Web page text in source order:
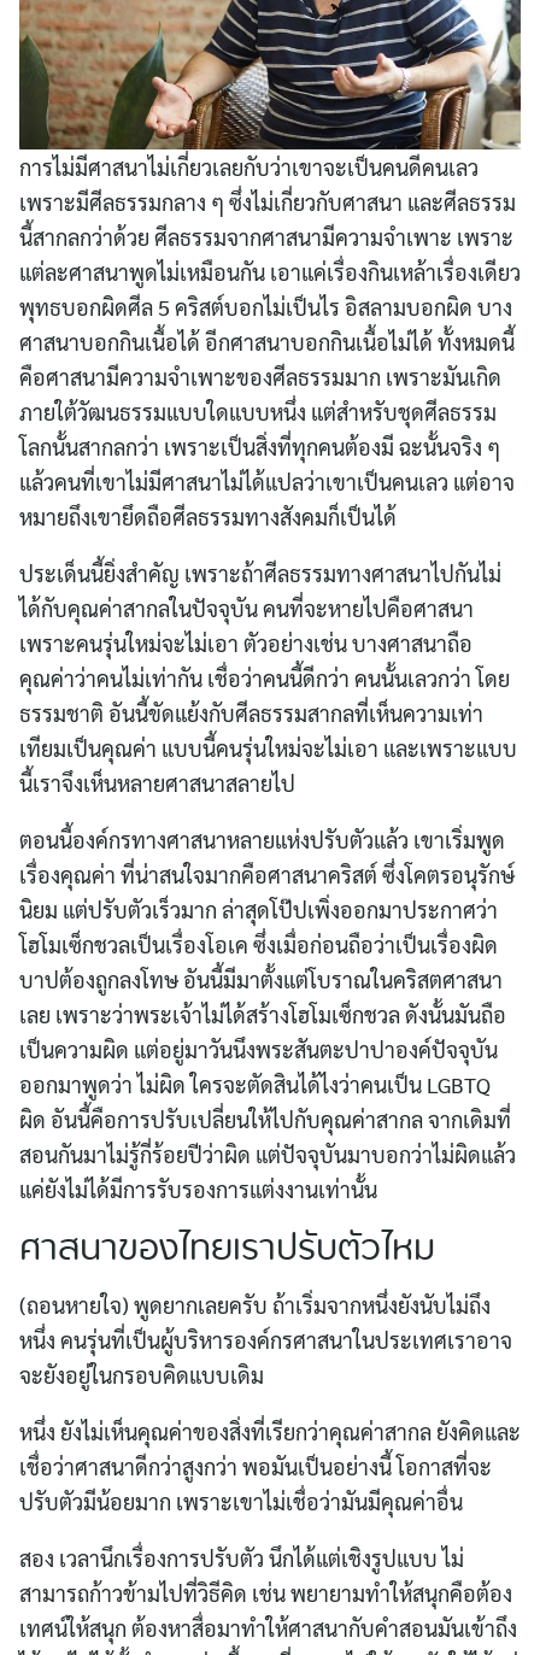
การไม่มีศาสนาไม่เกี่ยวเลยกับว่าเขาจะเป็นคนดีคนเลว
เพราะมีศีลธรรมกลาง ๆ ซึ่งไม่เกี่ยวกับศาสนา และศีลธรรม
นี้สากลกว่าด้วย ศีลธรรมจากศาสนามีความจำเพาะ เพราะ
แต่ละศาสนาพูดไม่เหมือนกัน เอาแค่เรื่องกินเหล้าเรื่องเดียว
พุทธบอกผิดศีล 5 คริสต์บอกไม่เป็นไร อิสลามบอกผิด บาง
ศาสนาบอกกินเนื้อได้ อีกศาสนาบอกกินเนื้อไม่ได้ ทั้งหมดนี้
คือศาสนามีความจำเพาะของศีลธรรมมาก เพราะมันเกิด
ภายใต้วัฒนธรรมแบบใดแบบหนึ่ง แต่สำหรับชุดศีลธรรม
โลกนั้นสากลกว่า เพราะเป็นสิ่งที่ทุกคนต้องมี ฉะนั้นจริง ๆ
แล้วคนที่เขาไม่มีศาสนาไม่ได้แปลว่าเขาเป็นคนเลว แต่อาจ
หมายถึงเขายึดถือศีลธรรมทางสังคมก็เป็นได้
ประเด็นนี้ยิ่งสำคัญ เพราะถ้าศีลธรรมทางศาสนาไปกันไม่
ได้กับคุณค่าสากลในปัจจุบัน คนที่จะหายไปคือศาสนา
เพราะคนรุ่นใหม่จะไม่เอา ตัวอย่างเช่น บางศาสนาถือ
คุณค่าว่าคนไม่เท่ากัน เชื่อว่าคนนี้ดีกว่า คนนั้นเลวกว่า โดย
ธรรมชาติ อันนี้ขัดแย้งกับศีลธรรมสากลที่เห็นความเท่า
เทียมเป็นคุณค่า แบบนี้คนรุ่นใหม่จะไม่เอา และเพราะแบบ
นี้เราจึงเห็นหลายศาสนาสลายไป
ตอนนี้องค์กรทางศาสนาหลายแห่งปรับตัวแล้ว เขาเริ่มพูด
เรื่องคุณค่า ที่น่าสนใจมากคือศาสนาคริสต์ ซึ่งโคตรอนุรักษ์
นิยม แต่ปรับตัวเร็วมาก ล่าสุดโป๊ปเพิ่งออกมาประกาศว่า
โฮโมเซ็กชวลเป็นเรื่องโอเค ซึ่งเมื่อก่อนถือว่าเป็นเรื่องผิด
บาปต้องถูกลงโทษ อันนี้มีมาตั้งแต่โบราณในคริสตศาสนา
เลย เพราะว่าพระเจ้าไม่ได้สร้างโฮโมเซ็กชวล ดังนั้นมันถือ
เป็นความผิด แต่อยู่มาวันนึงพระสันตะปาปาองค์ปัจจุบัน
ออกมาพูดว่า ไม่ผิด ใครจะตัดสินได้ไงว่าคนเป็น LGBTQ
ผิด อันนี้คือการปรับเปลี่ยนให้ไปกับคุณค่าสากล จากเดิมที่
สอนกันมาไม่รู้กี่ร้อยปีว่าผิด แต่ปัจจุบันมาบอกว่าไม่ผิดแล้ว
แค่ยังไม่ได้มีการรับรองการแต่งงานเท่านั้น
ศาสนาของไทยเราปรับตัวไหม
(ถอนหายใจ) พูดยากเลยครับ ถ้าเริ่มจากหนึ่งยังนับไม่ถึง
หนึ่ง คนรุ่นที่เป็นผู้บริหารองค์กรศาสนาในประเทศเราอาจ
จะยังอยู่ในกรอบคิดแบบเดิม
หนึ่ง ยังไม่เห็นคุณค่าของสิ่งที่เรียกว่าคุณค่าสากล ยังคิดและ
เชื่อว่าศาสนาดีกว่าสูงกว่า พอมันเป็นอย่างนี้ โอกาสที่จะ
ปรับตัวมีน้อยมาก เพราะเขาไม่เชื่อว่ามันมีคุณค่าอื่น
สอง เวลานึกเรื่องการปรับตัว นึกได้แต่เชิงรูปแบบ ไม่
สามารถก้าวข้ามไปที่วิธีคิด เช่น พยายามทำให้สนุกคือต้อง
เทศน์ให้สนุก ต้องหาสื่อมาทำให้ศาสนากับคำสอนมันเข้าถึง